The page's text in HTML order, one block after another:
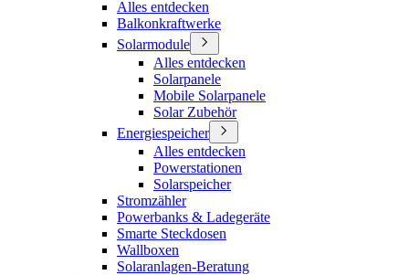
Alles entdecken
Balkonkraftwerke
Solarmodule
Alles entdecken
Solarpanele
Mobile Solarpanele
Solar Zubehör
Energiespeicher
Alles entdecken
Powerstationen
Solarspeicher
Stromzähler
Powerbanks & Ladegeräte
Smarte Steckdosen
Wallboxen
Solaranlagen-Beratung